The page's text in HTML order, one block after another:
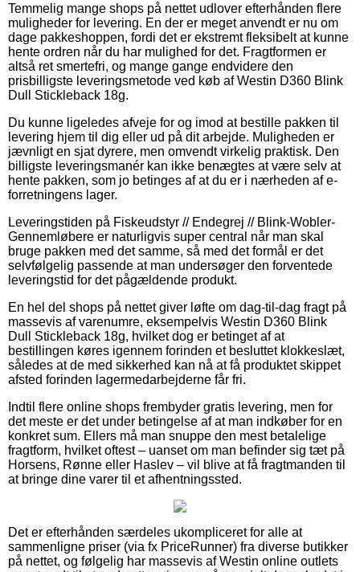
Temmelig mange shops på nettet udlover efterhånden flere
muligheder for levering. En der er meget anvendt er nu om
dage pakkeshoppen, fordi det er ekstremt fleksibelt at kunne
hente ordren når du har mulighed for det. Fragtformen er
altså ret smertefri, og mange gange endvidere den
prisbilligste leveringsmetode ved køb af Westin D360 Blink
Dull Stickleback 18g.
Du kunne ligeledes afveje for og imod at bestille pakken til
levering hjem til dig eller ud på dit arbejde. Muligheden er
jævnligt en sjat dyrere, men omvendt virkelig praktisk. Den
billigste leveringsmanér kan ikke benægtes at være selv at
hente pakken, som jo betinges af at du er i nærheden af e-
forretningens lager.
Leveringstiden på Fiskeudstyr // Endegrej // Blink-Wobler-
Gennemløbere er naturligvis super central når man skal
bruge pakken med det samme, så med det formål er det
selvfølgelig passende at man undersøger den forventede
leveringstid for det pågældende produkt.
En hel del shops på nettet giver løfte om dag-til-dag fragt på
massevis af varenumre, eksempelvis Westin D360 Blink
Dull Stickleback 18g, hvilket dog er betinget af at
bestillingen køres igennem forinden et besluttet klokkeslæt,
således at de med sikkerhed kan nå at få produktet skippet
afsted forinden lagermedarbejderne får fri.
Indtil flere online shops frembyder gratis levering, men for
det meste er det under betingelse af at man indkøber for en
konkret sum. Ellers må man snuppe den mest betalelige
fragtform, hvilket oftest – uanset om man befinder sig tæt på
Horsens, Rønne eller Haslev – vil blive at få fragtmanden til
at bringe dine varer til et afhentningssted.
Det er efterhånden særdeles ukompliceret for alle at
sammenligne priser (via fx PriceRunner) fra diverse butikker
på nettet, og følgelig har massevis af Westin online outlets